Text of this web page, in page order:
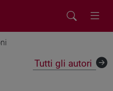
Tutti gli autori